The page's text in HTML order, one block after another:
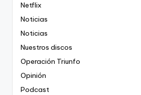
Netflix
Noticias
Noticias
Nuestros discos
Operación Triunfo
Opinión
Podcast